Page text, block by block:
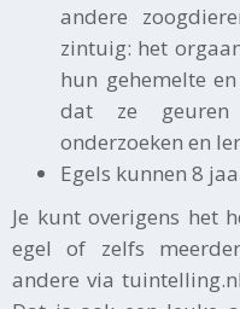
andere
zintuig: het
hun gehemelte
dat ze geuren
onderzoeken en
Egels kunnen 8
Je kunt overigens het
egel of zelfs
andere via